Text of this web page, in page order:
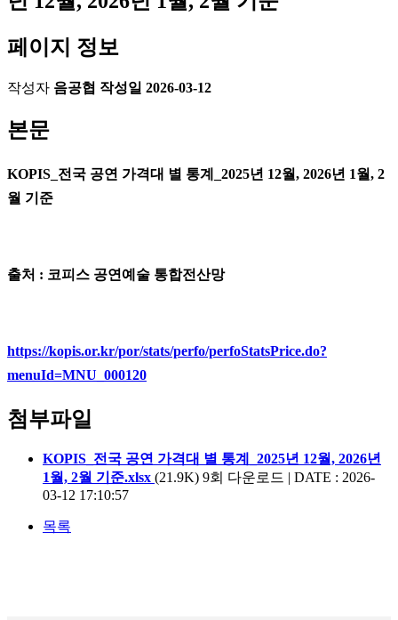
페이지 정보
작성자 음공협 작성일 2026-03-12
본문
KOPIS_전국 공연 가격대 별 통계_2025년 12월, 2026년 1월, 2
월 기준
출처 : 코피스 공연예술 통합전산망
https://kopis.or.kr/por/stats/perfo/perfoStatsPrice.do?
menuId=MNU_000120
첨부파일
KOPIS_전국 공연 가격대 별 통계_2025년 12월, 2026년
1월, 2월 기준.xlsx (21.9K) 9회 다운로드 | DATE : 2026-
03-12 17:10:57
목록